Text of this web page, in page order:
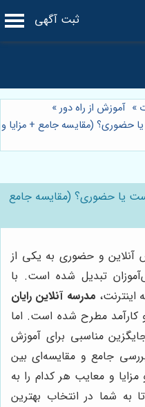
ثبت آگهی
» آموزش از راه دور»
یا حضوری؟ (مقایسه جامع + مزایا و
است یا حضوری؟ (مقایسه جامع
آنلاین و حضوری به یکی از
تبدیل شده است. با
مدرسه آنلاین رایان
کارآمد مطرح شده است. اما
مناسبی برای آموزش
جامع و مقایسه‌ای بین
و معایب هر کدام را به
به شما در انتخاب بهترین